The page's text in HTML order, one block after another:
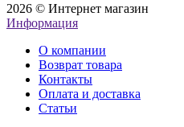
2026 © Интернет магазин
Информация
О компании
Возврат товара
Контакты
Оплата и доставка
Статьи